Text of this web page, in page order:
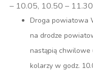
– 10.05, 10.50 –
Droga powiatowa
na drodze
nastąpią chwilowe
kolarzy w godz.